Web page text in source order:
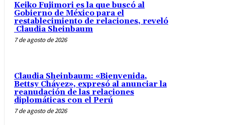
Keiko Fujimori es la que buscó al
Gobierno de México para el
restablecimiento de relaciones, reveló
Claudia Sheinbaum
7 de agosto de 2026
Claudia Sheinbaum: «Bienvenida,
Bettsy Chávez», expresó al anunciar la
reanudación de las relaciones
diplomáticas con el Perú
7 de agosto de 2026